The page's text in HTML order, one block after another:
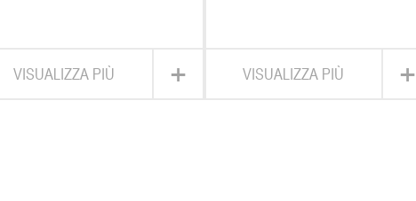
+
VISUALIZZA PIÙ +
VISUALIZZA PIÙ